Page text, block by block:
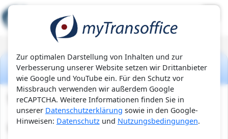
Zur optimalen Darstellung von Inhalten und zur
Verbesserung unserer Website setzen wir Drittanbieter
wie Google und YouTube ein. Für den Schutz vor
Missbrauch verwenden wir außerdem Google
reCAPTCHA. Weitere Informationen finden Sie in
unserer Datenschutzerklärung sowie in den Google-
Hinweisen: Datenschutzund Nutzungsbedingungen.
Kundensupport
Supportanfragen
Über den Kundensupport